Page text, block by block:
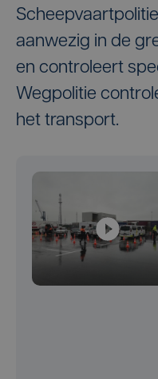
aanwezig in de
en controleert
Wegpolitie
het transport.